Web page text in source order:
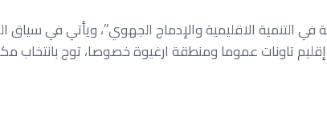
الاقليمية والإدماج الجهوي”، ويأتي في سياق
تاونات عموما ومنطقة ارغيوة خصوصا، توج بانتخاب